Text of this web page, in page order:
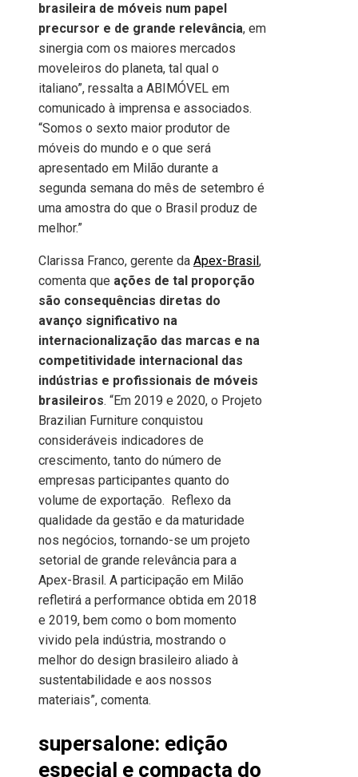
brasileira de móveis num papel
precursor e de grande relevância, em
sinergia com os maiores mercados
moveleiros do planeta, tal qual o
italiano”, ressalta a ABIMÓVEL em
comunicado à imprensa e associados.
“Somos o sexto maior produtor de
móveis do mundo e o que será
apresentado em Milão durante a
segunda semana do mês de setembro é
uma amostra do que o Brasil produz de
melhor.”
Clarissa Franco, gerente da Apex-Brasil,
comenta que ações de tal proporção
são consequências diretas do
avanço significativo na
internacionalização das marcas e na
competitividade internacional das
indústrias e profissionais de móveis
brasileiros. “Em 2019 e 2020, o Projeto
Brazilian Furniture conquistou
consideráveis indicadores de
crescimento, tanto do número de
empresas participantes quanto do
volume de exportação. Reflexo da
qualidade da gestão e da maturidade
nos negócios, tornando-se um projeto
setorial de grande relevância para a
Apex-Brasil. A participação em Milão
refletirá a performance obtida em 2018
e 2019, bem como o bom momento
vivido pela indústria, mostrando o
melhor do design brasileiro aliado à
sustentabilidade e aos nossos
materiais”, comenta.
supersalone: edição
especial e compacta do